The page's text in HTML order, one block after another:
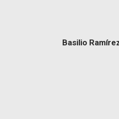
Basilio